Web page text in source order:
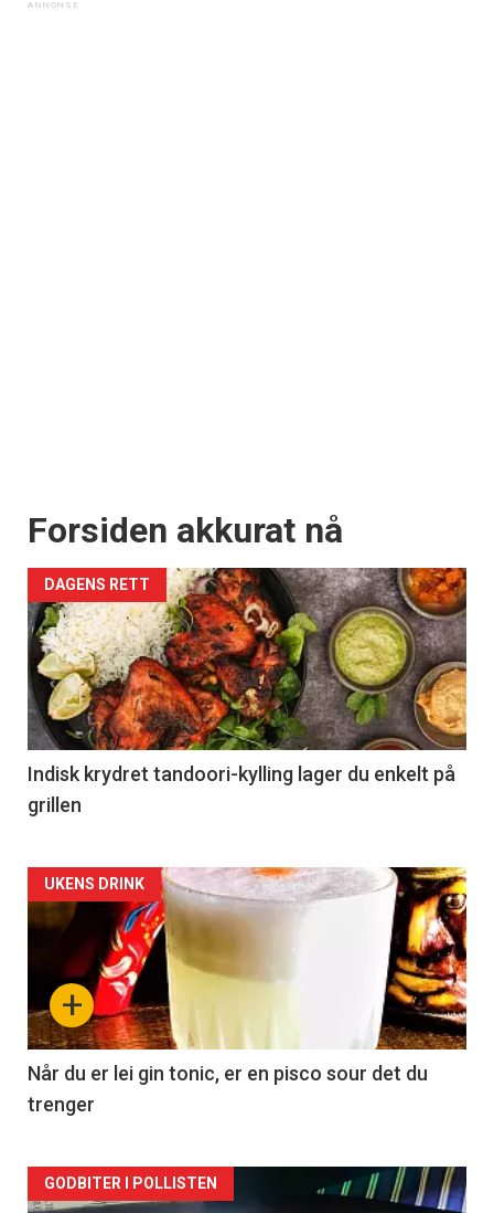
Forsiden akkurat nå
DAGENS RETT
Indisk krydret tandoori-kylling lager du enkelt på
grillen
Forsiden
akkurat
nå
-
2
+
UKENS DRINK
Når du er lei gin tonic, er en pisco sour det du
trenger
Forsiden
GODBITER I POLLISTEN